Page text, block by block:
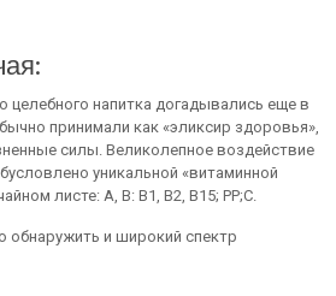
целебного напитка догадывались еще в
принимали как «эликсир здоровья»,
силы. Великолепное воздействие
уникальной «витаминной
листе: А, В: В1, В2, В15; РР;C.
обнаружить и широкий спектр